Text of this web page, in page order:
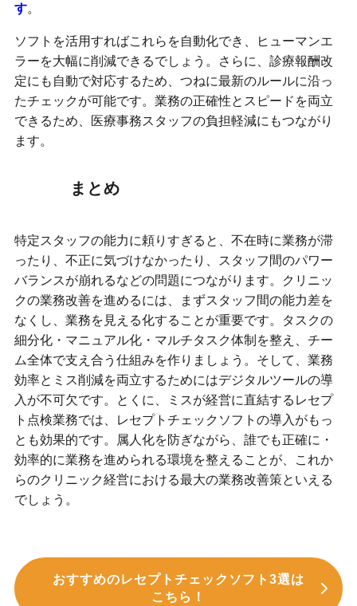
す。
ソフトを活用すればこれらを自動化でき、ヒューマンエ
ラーを大幅に削減できるでしょう。さらに、診療報酬改
定にも自動で対応するため、つねに最新のルールに沿っ
たチェックが可能です。業務の正確性とスピードを両立
できるため、医療事務スタッフの負担軽減にもつながり
ます。
まとめ
特定スタッフの能力に頼りすぎると、不在時に業務が滞
ったり、不正に気づけなかったり、スタッフ間のパワー
バランスが崩れるなどの問題につながります。クリニッ
クの業務改善を進めるには、まずスタッフ間の能力差を
なくし、業務を見える化することが重要です。タスクの
細分化・マニュアル化・マルチタスク体制を整え、チー
ム全体で支え合う仕組みを作りましょう。そして、業務
効率とミス削減を両立するためにはデジタルツールの導
入が不可欠です。とくに、ミスが経営に直結するレセプ
ト点検業務では、レセプトチェックソフトの導入がもっ
とも効果的です。属人化を防ぎながら、誰でも正確に・
効率的に業務を進められる環境を整えることが、これか
らのクリニック経営における最大の業務改善策といえる
でしょう。
おすすめのレセプトチェックソフト3選は
こちら！